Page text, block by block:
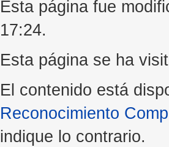
Esta página fue
17:24.
Esta página se ha
El contenido está
Reconocimiento
indique lo contrario.